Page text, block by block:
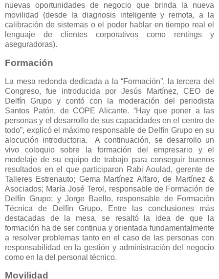
nuevas oportunidades de negocio que brinda la nueva
movilidad (desde la diagnosis inteligente y remota, a la
calibración de sistemas o el poder hablar en tiempo real el
lenguaje de clientes corporativos como rentings y
aseguradoras).
Formación
La mesa redonda dedicada a la “Formación”, la tercera del
Congreso, fue introducida por Jesús Martínez, CEO de
Delfín Grupo y contó con la moderación del periodista
Santos Patón, de COPE Alicante. “Hay que poner a las
personas y el desarrollo de sus capacidades en el centro de
todo”, explicó el máximo responsable de Delfín Grupo en su
alocución introductoria. A continuación, se desarrollo un
vivo coloquio sobre la formación del empresario y el
modelaje de su equipo de trabajo para conseguir buenos
resultados en el que participaron Rabi Aoulad, gerente de
Talleres Estrenauto; Gema Martínez Alfaro, de Martínez &
Asociados; María José Terol, responsable de Formación de
Delfín Grupo; y Jorge Baello, responsable de Formación
Técnica de Delfín Grupo. Entre las conclusiones más
destacadas de la mesa, se resaltó la idea de que la
formación ha de ser continua y orientada fundamentalmente
a resolver problemas tanto en el caso de las personas con
responsabilidad en la gestión y administración del negocio
como en la del personal técnico.
Movilidad